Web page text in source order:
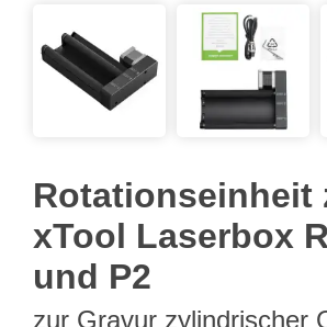
Rotationseinheit
xTool Laserbox
und P2
zur Gravur zylindrischer